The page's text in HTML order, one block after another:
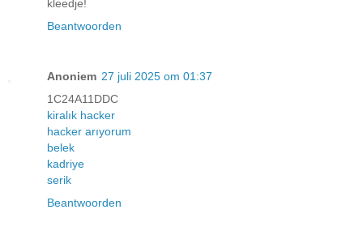
kleedje!
Beantwoorden
Anoniem 27 juli 2025 om 01:37
1C24A11DDC
kiralık hacker
hacker arıyorum
belek
kadriye
serik
Beantwoorden